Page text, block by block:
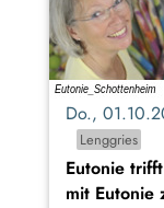
Do.,
Lenggries
Eutonie
mit Eutonie